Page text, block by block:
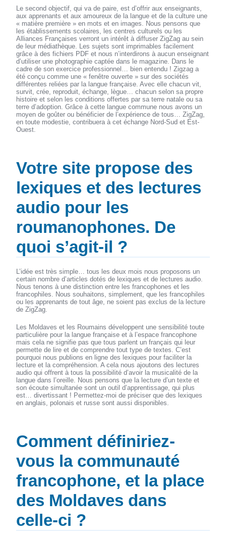
Le second objectif, qui va de paire, est d’offrir aux enseignants,
aux apprenants et aux amoureux de la langue et de la culture une
« matière première » en mots et en images. Nous pensons que
les établissements scolaires, les centres culturels ou les
Alliances Françaises verront un intérêt à diffuser ZigZag au sein
de leur médiathèque. Les sujets sont imprimables facilement
grâce à des fichiers PDF et nous n’interdirons à aucun enseignant
d’utiliser une photographie captée dans le magazine. Dans le
cadre de son exercice professionnel… bien entendu ! Zigzag a
été conçu comme une « fenêtre ouverte » sur des sociétés
différentes reliées par la langue française. Avec elle chacun vit,
survit, crée, reproduit, échange, lègue… chacun selon sa propre
histoire et selon les conditions offertes par sa terre natale ou sa
terre d’adoption. Grâce à cette langue commune nous avons un
moyen de goûter ou bénéficier de l’expérience de tous… ZigZag,
en toute modestie, contribuera à cet échange Nord-Sud et Est-
Ouest.
Votre site propose des
lexiques et des lectures
audio pour les
roumanophones. De
quoi s’agit-il ?
L’idée est très simple… tous les deux mois nous proposons un
certain nombre d’articles dotés de lexiques et de lectures audio.
Nous tenons à une distinction entre les francophones et les
francophiles. Nous souhaitons, simplement, que les francophiles
ou les apprenants de tout âge, ne soient pas exclus de la lecture
de ZigZag.
Les Moldaves et les Roumains développent une sensibilité toute
particulière pour la langue française et à l’espace francophone
mais cela ne signifie pas que tous parlent un français qui leur
permette de lire et de comprendre tout type de textes. C’est
pourquoi nous publions en ligne des lexiques pour faciliter la
lecture et la compréhension. A cela nous ajoutons des lectures
audio qui offrent à tous la possibilité d’avoir la musicalité de la
langue dans l’oreille. Nous pensons que la lecture d’un texte et
son écoute simultanée sont un outil d’apprentissage, qui plus
est… divertissant ! Permettez-moi de préciser que des lexiques
en anglais, polonais et russe sont aussi disponibles.
Comment définiriez-
vous la communauté
francophone, et la place
des Moldaves dans
celle-ci ?